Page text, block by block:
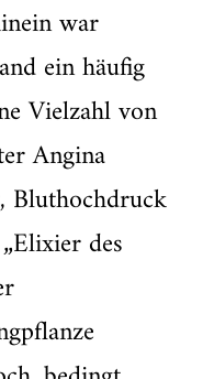
war
ein häufig
Vielzahl von
Angina
Bluthochdruck
des